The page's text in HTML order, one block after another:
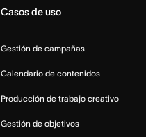
Casos de uso
Gestión de campañas
Calendario de contenidos
Producción de trabajo creativo
Gestión de objetivos